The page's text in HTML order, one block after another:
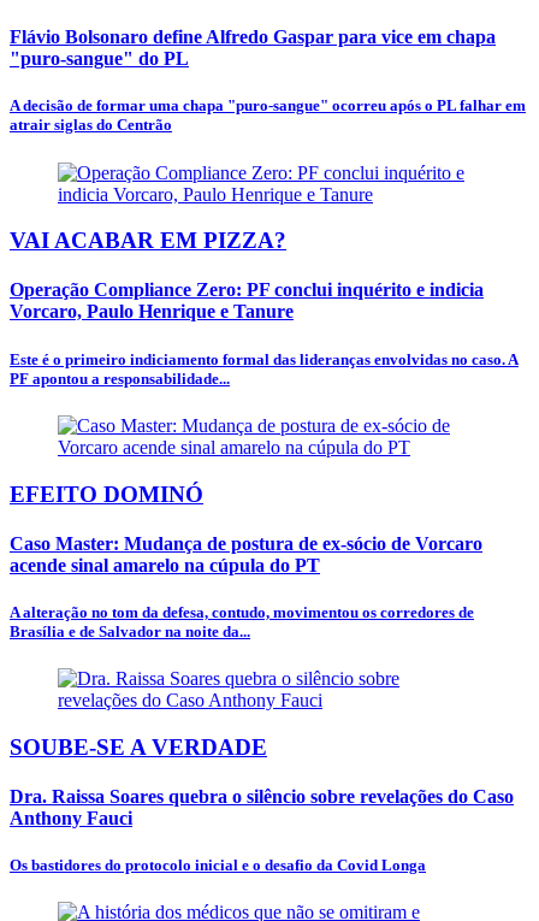
Flávio Bolsonaro define Alfredo Gaspar para vice em chapa
"puro-sangue" do PL
A decisão de formar uma chapa "puro-sangue" ocorreu após o PL falhar em
atrair siglas do Centrão
VAI ACABAR EM PIZZA?
Operação Compliance Zero: PF conclui inquérito e indicia
Vorcaro, Paulo Henrique e Tanure
Este é o primeiro indiciamento formal das lideranças envolvidas no caso. A
PF apontou a responsabilidade...
EFEITO DOMINÓ
Caso Master: Mudança de postura de ex-sócio de Vorcaro
acende sinal amarelo na cúpula do PT
A alteração no tom da defesa, contudo, movimentou os corredores de
Brasília e de Salvador na noite da...
SOUBE-SE A VERDADE
Dra. Raissa Soares quebra o silêncio sobre revelações do Caso
Anthony Fauci
Os bastidores do protocolo inicial e o desafio da Covid Longa